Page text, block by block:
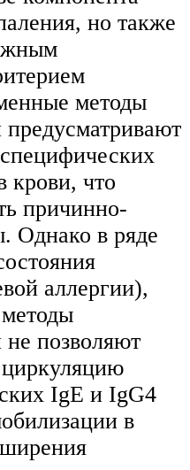
но также
методы
предусматривают
крови, что
причинно-
Однако в ряде
аллергии),
не позволяют
IgE и IgG4
в